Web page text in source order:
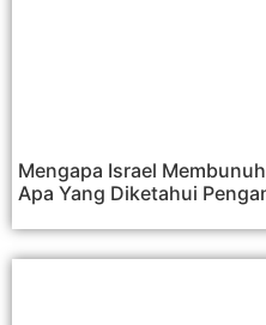
Mengapa Israel
Apa Yang Diketahui